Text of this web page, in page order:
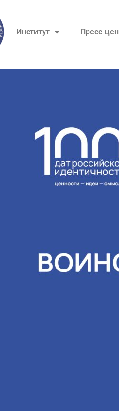
Институт Пресс-